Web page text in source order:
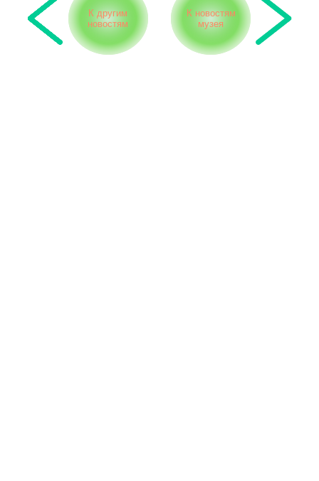
К другим
новостям
К новостям
музея